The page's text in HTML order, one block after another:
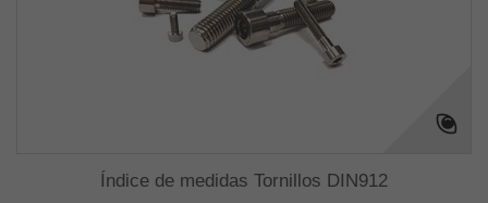
Índice de medidas Tornillos DIN912